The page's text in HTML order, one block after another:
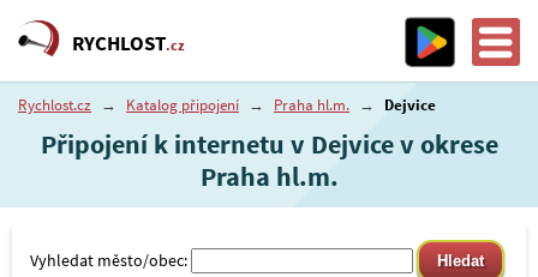
RYCHLOST.cz
Rychlost.cz → Katalog připojení → Praha hl.m. → Dejvice
Připojení k internetu v Dejvice v okrese
Praha hl.m.
Vyhledat město/obec: